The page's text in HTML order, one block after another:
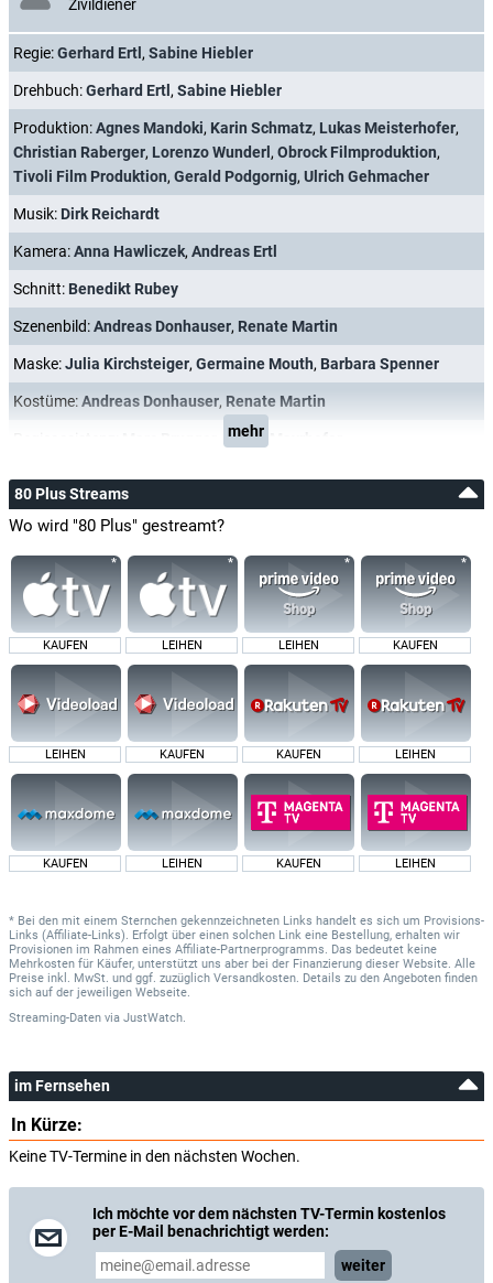
Zivildiener
Regie:Gerhard Ertl , Sabine Hiebler
Drehbuch:Gerhard Ertl , Sabine Hiebler
Produktion:Agnes Mandoki, Karin Schmatz, Lukas Meisterhofer,
Christian Raberger, Lorenzo Wunderl , Obrock Filmproduktion,
Tivoli Film Produktion, Gerald Podgornig, Ulrich Gehmacher
Musik: Dirk Reichardt
Kamera:Anna Hawliczek, Andreas Ertl
Schnitt: Benedikt Rubey
Szenenbild:Andreas Donhauser, Renate Martin
Maske:Julia Kirchsteiger, Germaine Mouth, Barbara Spenner
Kostüme:Andreas Donhauser, Renate Martin
Georg Mayrhofer
mehr
80 Plus Streams
Wo wird "80 Plus" gestreamt?
KAUFEN LEIHEN LEIHEN KAUFEN
LEIHEN KAUFEN KAUFEN LEIHEN
KAUFEN LEIHEN KAUFEN LEIHEN
* Bei den mit einem Sternchen gekennzeichneten Links handelt es sich um Provisions-
Links (Affiliate-Links). Erfolgt über einen solchen Link eine Bestellung, erhalten wir
Provisionen im Rahmen eines Affiliate-Partnerprogramms. Das bedeutet keine
Mehrkosten für Käufer, unterstützt uns aber bei der Finanzierung dieser Website. Alle
Preise inkl. MwSt. und ggf. zuzüglich Versandkosten. Details zu den Angeboten finden
sich auf der jeweiligen Webseite.
Streaming-Daten via JustWatch.
im Fernsehen
In Kürze:
Keine TV-Termine in den nächsten Wochen.
Ich möchte vor dem nächsten TV-Termin kostenlos
per E-Mail benachrichtigt werden:
weiter